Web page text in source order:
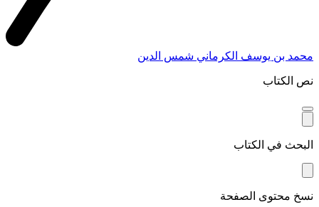
محمد بن يوسف الكرماني شمس الدين
نص الكتاب
البحث في الكتاب
نسخ محتوى الصفحة